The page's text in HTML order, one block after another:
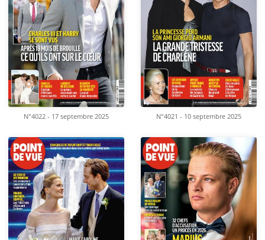
N°4022 - 17 septembre 2025 N°4021 - 10 septembre 2025